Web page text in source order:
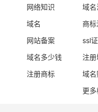
网络知识
域名
域名
商标
网站备案
ssl
域名多少钱
注册
注册商标
域名
更